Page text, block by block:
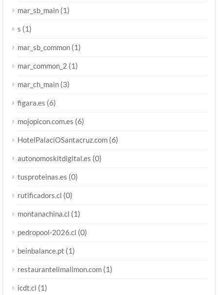
mar_sb_main (1)
s (1)
mar_sb_common (1)
mar_common_2 (1)
mar_ch_main (3)
figara.es (6)
mojopicon.com.es (6)
HotelPalaciOSantacruz.com (6)
autonomoskitdigital.es (0)
tusproteinas.es (0)
rutificadors.cl (0)
montanachina.cl (1)
pedropool-2026.cl (0)
beinbalance.pt (1)
restaurantelimalimon.com (1)
icdt.cl (1)